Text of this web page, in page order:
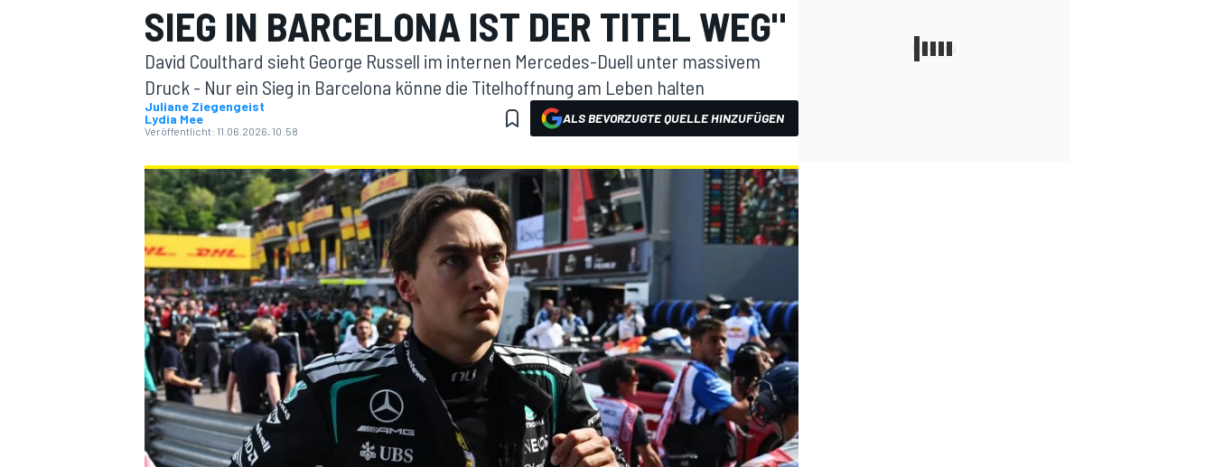
MOTOGP
SIEG IN BARCELONA IST DER TITEL WEG"
David Coulthard sieht George Russell im internen Mercedes-Duell unter massivem
Druck - Nur ein Sieg in Barcelona könne die Titelhoffnung am Leben halten
Juliane Ziegengeist
Lydia Mee
Veröffentlicht: 11.06.2026, 10:58
ALS BEVORZUGTE QUELLE HINZUFÜGEN